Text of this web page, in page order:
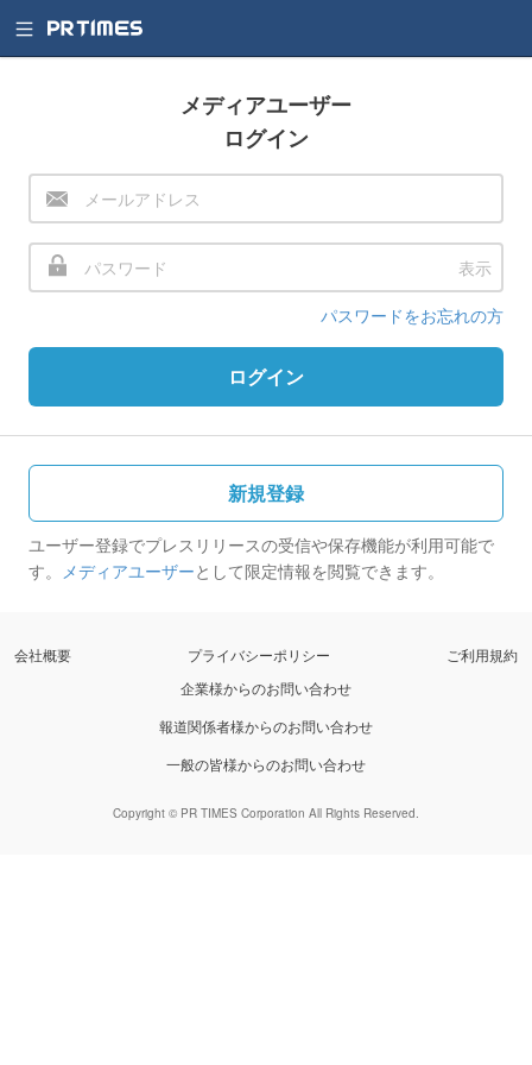
メディアユーザー
ログイン
表示
パスワードをお忘れの方
ログイン
新規登録
ユーザー登録でプレスリリースの受信や保存機能が利用可能で
す。 メディアユーザーとして限定情報を閲覧できます。
会社概要 プライバシーポリシー
ご利用規約
企業様からのお問い合わせ
報道関係者様からのお問い合わせ
一般の皆様からのお問い合わせ
Copyright © PR TIMES Corporation All Rights Reserved.